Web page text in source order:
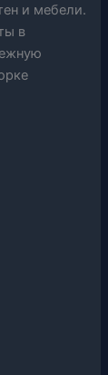
и мебели.
в